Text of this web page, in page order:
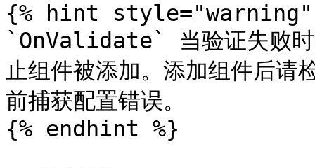
{% hint style="warning"
`OnValidate` 当验证失败时
止组件被添加。添加组件后
前捕获配置错误。
{% endhint %}